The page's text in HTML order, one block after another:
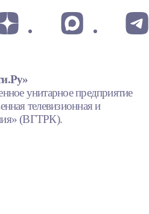
унитарное предприятие
телевизионная и
(ВГТРК).